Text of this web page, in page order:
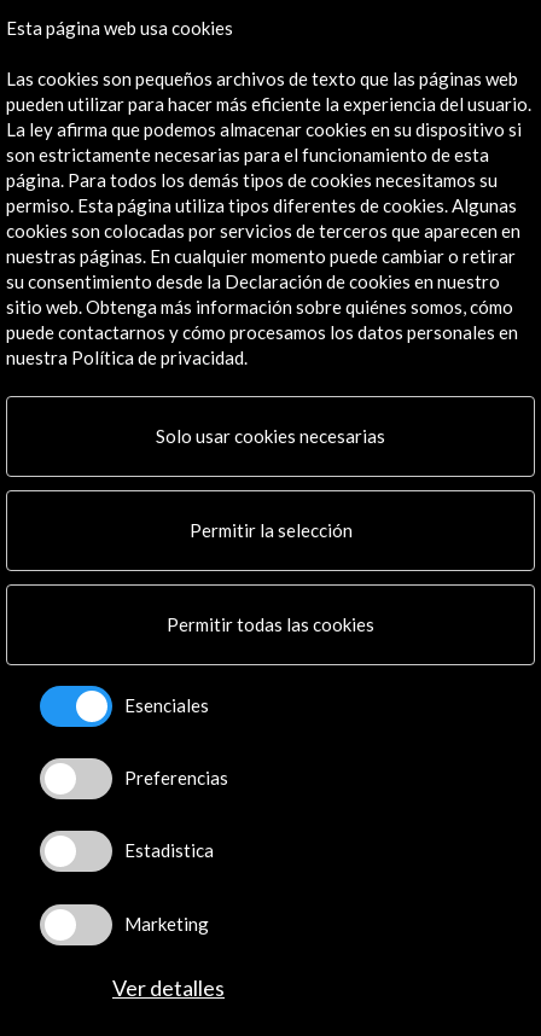
Contacta
info@accioncultural.es
+34 91 700 4000
José Abascal, 4 - 4º
28003 Madrid, España
Canales de contacto
Explora
Institucional
Actividades
Multimedia
Boletín digital
Conecta
(Twitter)
LinkedIn
Facebook
Youtube
Spotify
TikTok
Esta página web usa cookies
Las cookies son pequeños archivos de texto que las páginas web
pueden utilizar para hacer más eficiente la experiencia del usuario.
La ley afirma que podemos almacenar cookies en su dispositivo si
son estrictamente necesarias para el funcionamiento de esta
página. Para todos los demás tipos de cookies necesitamos su
permiso. Esta página utiliza tipos diferentes de cookies. Algunas
cookies son colocadas por servicios de terceros que aparecen en
nuestras páginas. En cualquier momento puede cambiar o retirar
su consentimiento desde la Declaración de cookies en nuestro
sitio web. Obtenga más información sobre quiénes somos, cómo
puede contactarnos y cómo procesamos los datos personales en
nuestra Política de privacidad.
Solo usar cookies necesarias
Permitir la selección
Permitir todas las cookies
Esenciales
Preferencias
Estadistica
Marketing
Ver detalles